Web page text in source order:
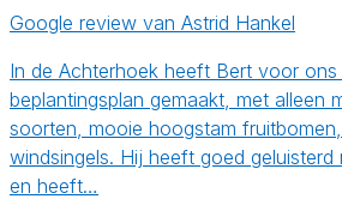
Google review van Astrid Hankel
In de Achterhoek heeft Bert voor ons
beplantingsplan gemaakt, met alleen
soorten, mooie hoogstam
windsingels. Hij heeft goed geluisterd
en heeft…